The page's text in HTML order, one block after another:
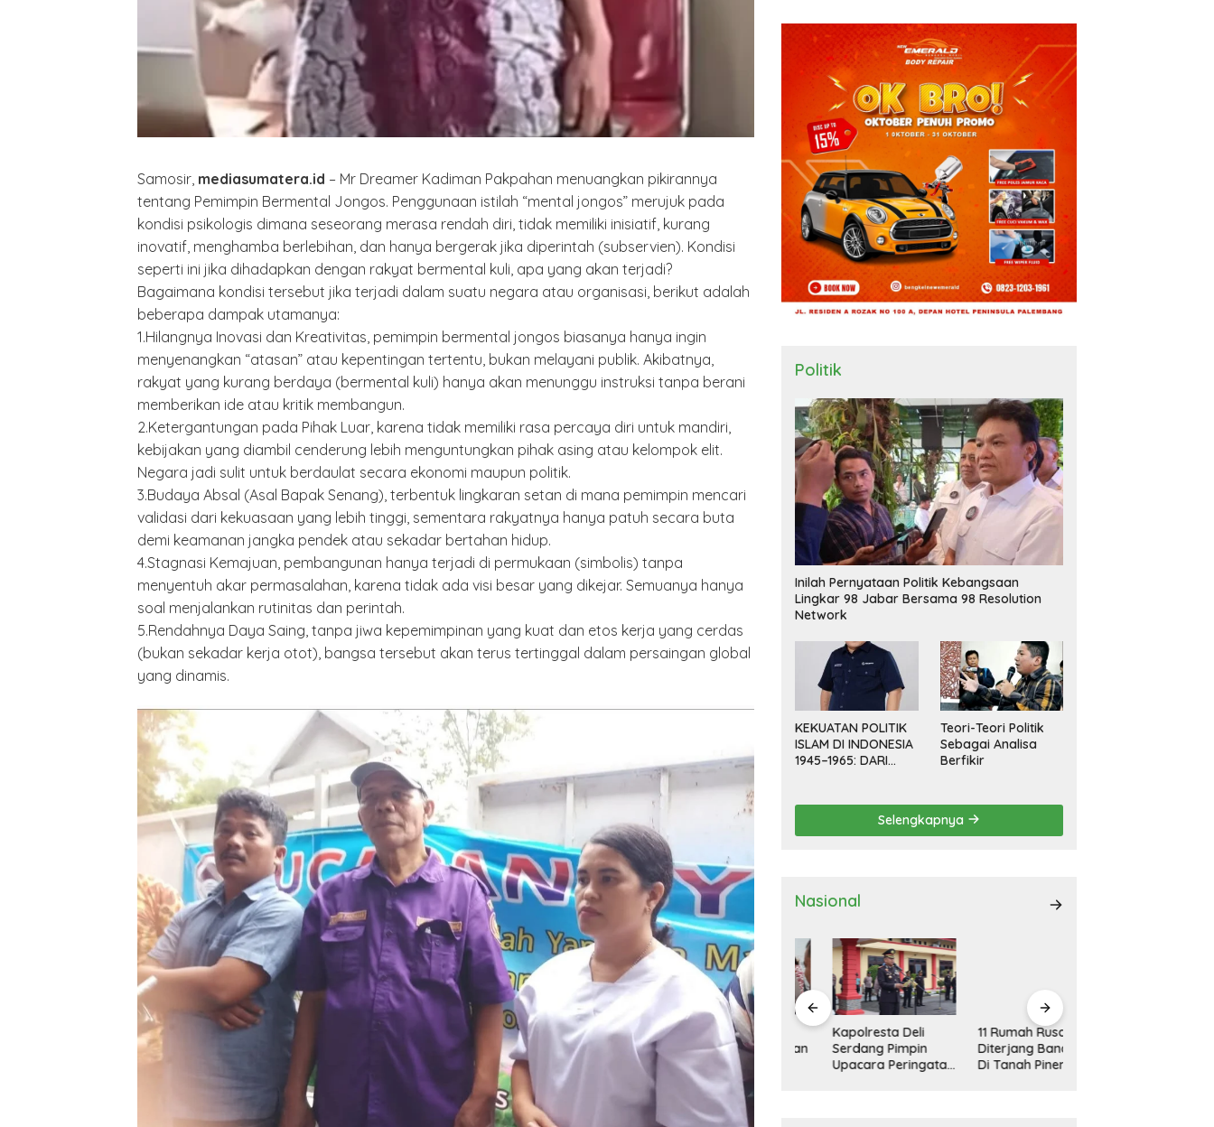
Samosir, mediasumatera.id – Mr Dreamer Kadiman Pakpahan menuangkan pikirannya
tentang Pemimpin Bermental Jongos. Penggunaan istilah “mental jongos” merujuk pada
kondisi psikologis dimana seseorang merasa rendah diri, tidak memiliki inisiatif, kurang
inovatif, menghamba berlebihan, dan hanya bergerak jika diperintah (subservien). Kondisi
seperti ini jika dihadapkan dengan rakyat bermental kuli, apa yang akan terjadi?
Bagaimana kondisi tersebut jika terjadi dalam suatu negara atau organisasi, berikut adalah
beberapa dampak utamanya:
1.Hilangnya Inovasi dan Kreativitas, pemimpin bermental jongos biasanya hanya ingin
menyenangkan “atasan” atau kepentingan tertentu, bukan melayani publik. Akibatnya,
rakyat yang kurang berdaya (bermental kuli) hanya akan menunggu instruksi tanpa berani
memberikan ide atau kritik membangun.
2.Ketergantungan pada Pihak Luar, karena tidak memiliki rasa percaya diri untuk mandiri,
kebijakan yang diambil cenderung lebih menguntungkan pihak asing atau kelompok elit.
Negara jadi sulit untuk berdaulat secara ekonomi maupun politik.
3.Budaya Absal (Asal Bapak Senang), terbentuk lingkaran setan di mana pemimpin mencari
validasi dari kekuasaan yang lebih tinggi, sementara rakyatnya hanya patuh secara buta
demi keamanan jangka pendek atau sekadar bertahan hidup.
4.Stagnasi Kemajuan, pembangunan hanya terjadi di permukaan (simbolis) tanpa
menyentuh akar permasalahan, karena tidak ada visi besar yang dikejar. Semuanya hanya
soal menjalankan rutinitas dan perintah.
5.Rendahnya Daya Saing, tanpa jiwa kepemimpinan yang kuat dan etos kerja yang cerdas
(bukan sekadar kerja otot), bangsa tersebut akan terus tertinggal dalam persaingan global
yang dinamis.
Politik
Inilah Pernyataan Politik Kebangsaan
Lingkar 98 Jabar Bersama 98 Resolution
Network
KEKUATAN POLITIK
ISLAM DI INDONESIA
1945–1965: DARI
TERPIMPIN
Teori-Teori Politik
Sebagai Analisa
Berfikir
Selengkapnya
Nasional
Polresta Deli
Serdang Gelar
Latihan Pra Operasi
“Zebra Toba”
Tahun 2024
Kapolresta Deli
Serdang Pimpin
Upacara Pelepasan
Purna Bakti
Personel Polresta
Deli Serdang
Kapolresta Deli
Serdang Tinjau Dan
Cek Gudang
Logistik KPU
Kapolresta Deli
Serdang Pimpin
Upacara Peringatan
11 Rumah Rusak
Diterjang Bandang
Di Tanah Pinem